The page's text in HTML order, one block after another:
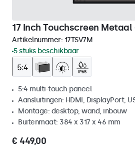
17 Inch Touchscreen
Artikelnummer: 17TSV7M
5 stuks beschikbaar
5:4 multi-touch paneel
Aansluitingen: HDMI, DisplayPort,
Montage: desktop, wand, inbouw
Buitenmaat: 384 x 317 x 46 mm
€ 449,00